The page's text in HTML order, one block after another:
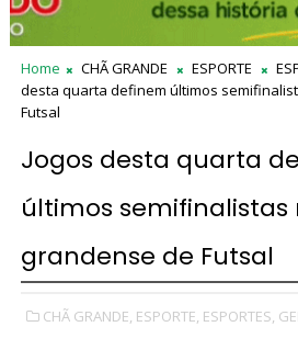
Home CHÃ GRANDE ESPORTE
desta quarta definem últimos
Futsal
Jogos desta quarta
últimos semifinalistas
grandense de Futsal
CHÃ GRANDE, ESPORTE, ESPORTES,